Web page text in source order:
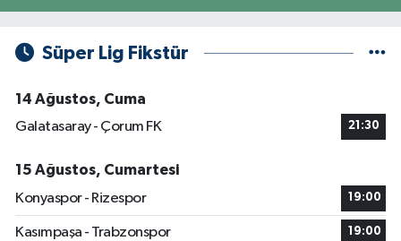
Süper Lig Fikstür
14 Ağustos, Cuma
Galatasaray - Çorum FK
21:30
15 Ağustos, Cumartesi
Konyaspor - Rizespor
19:00
Kasımpaşa - Trabzonspor 19:00